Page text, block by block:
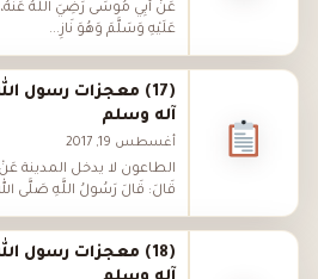
عَنْ أَبِي مُوسَى رَضِيَ اللَّهُ عَنْهُ،
عَلَيْهِ وَسَلَّمَ وَهُوَ نَازِ...
(17) معجزات رسول
آله وسلم
أغسطس 19, 2017
الطاعون لا يدخل المدينة
قَالَ: قَالَ رَسُولُ اللَّهِ صَلَّى
(18) معجزات رسول